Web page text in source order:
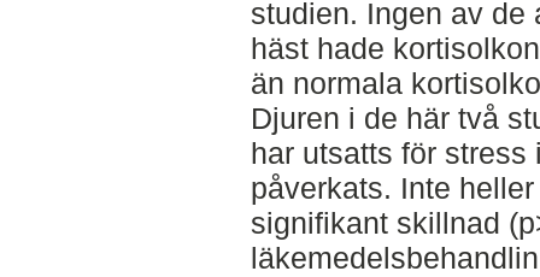
studien. Ingen av de
häst hade
än normala
Djuren i de här två
har utsatts för
påverkats. Inte
signifikant skillnad